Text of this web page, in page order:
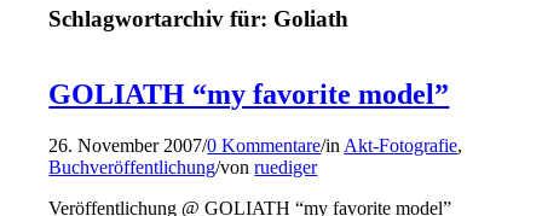
Schlagwortarchiv für: Goliath
GOLIATH “my favorite model”
26. November 2007/0 Kommentare/in Akt-Fotografie,
Buchveröffentlichung/vonruediger
Veröffentlichung @ GOLIATH “my favorite model”